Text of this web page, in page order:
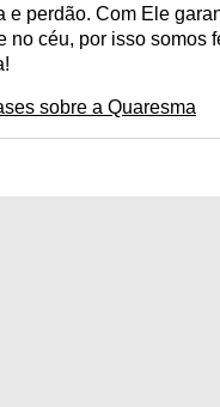
e perdão. Com Ele
no céu, por isso somos
sobre a Quaresma